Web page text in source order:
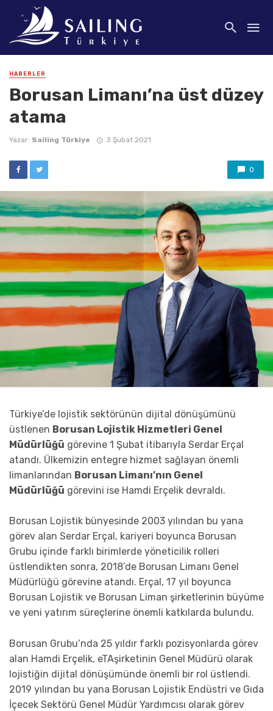
HABERLER
Borusan Limanı’na üst düzey
atama
Yazar: Sailing Türkiye 3 Şubat 2021
0
Türkiye’de lojistik sektörünün dijital dönüşümünü
üstlenen Borusan Lojistik Hizmetleri Genel
Müdürlüğü görevine 1 Şubat itibarıyla Serdar Erçal
atandı. Ülkemizin entegre hizmet sağlayan önemli
limanlarından Borusan Limanı’nın Genel
Müdürlüğü görevini ise Hamdi Erçelik devraldı.
Borusan Lojistik bünyesinde 2003 yılından bu yana
görev alan Serdar Erçal, kariyeri boyunca Borusan
Grubu içinde farklı birimlerde yöneticilik rolleri
üstlendikten sonra, 2018’de Borusan Limanı Genel
Müdürlüğü görevine atandı. Erçal, 17 yıl boyunca
Borusan Lojistik ve Borusan Liman şirketlerinin büyüme
ve yeni yatırım süreçlerine önemli katkılarda bulundu.
Borusan Grubu’nda 25 yıldır farklı pozisyonlarda görev
alan Hamdi Erçelik, eTAşirketinin Genel Müdürü olarak
lojistiğin dijital dönüşümünde önemli bir rol üstlendi.
2019 yılından bu yana Borusan Lojistik Endüstri ve Gıda
İçecek Sektörü Genel Müdür Yardımcısı olarak görev